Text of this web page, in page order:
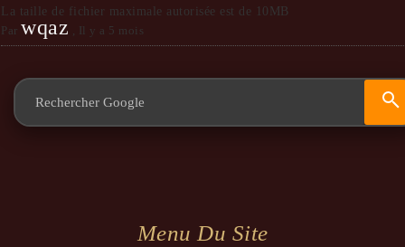
La taille de fichier maximale autorisée est de 10MB
Par wqaz , Il y a 5 mois
Menu Du Site